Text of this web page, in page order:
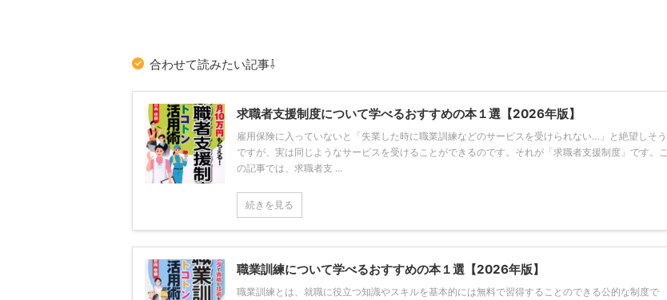
合わせて読みたい記事⇩
求職者支援制度について学べるおすすめの本１選【2026年版】
雇用保険に入っていないと「失業した時に職業訓練などのサービスを受けられない…」と絶望しそう
ですが、実は同じようなサービスを受けることができるのです。それが「求職者支援制度」です。こ
の記事では、求職者支 ...
続きを見る
職業訓練について学べるおすすめの本１選【2026年版】
職業訓練とは、就職に役立つ知識やスキルを基本的には無料で習得することのできる公的な制度で